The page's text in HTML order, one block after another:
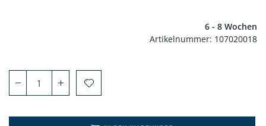
6 - 8 Wochen
Artikelnummer 107020018